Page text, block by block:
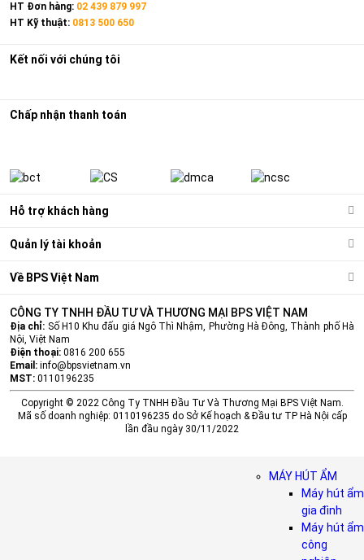
HT Đơn hàng: 02 439 879 997
HT Kỹ thuật: 0813 500 650
Hỗ trợ khách hàng
Quản lý tài khoản
Về BPS Việt Nam
Kết nối với chúng tôi
Chấp nhận thanh toán
CÔNG TY TNHH ĐẦU TƯ VÀ THƯƠNG MẠI BPS VIỆT NAM
Địa chỉ: Số H10 Khu đấu giá Ngô Thì Nhậm, Phường Hà Đông, Thành phố Hà
Nội, Việt Nam
Điện thoại: 0816 200 655
Email: info@bpsvietnam.vn
MST: 0110196235
Copyright © 2022 Công Ty TNHH Đầu Tư Và Thương Mại BPS Việt Nam.
Mã số doanh nghiệp: 0110196235 do Sở Kế hoạch & Đầu tư TP Hà Nội cấp
lần đầu ngày 30/11/2022
MÁY HÚT ẨM
Máy hút ẩm
gia đình
Máy hút ẩm
công